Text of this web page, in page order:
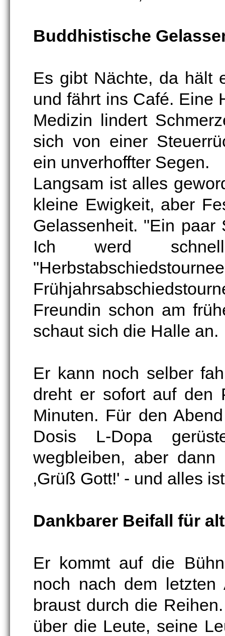
Buddhistische
Es gibt Nächte, da hält
und fährt ins Café. Eine
Medizin lindert
sich von einer
ein unverhoffter Segen.
Langsam ist alles
kleine Ewigkeit, aber
Gelassenheit. "Ein
Ich werd
Freundin schon am
schaut sich die Halle an.
Er kann noch selber
dreht er sofort auf den
Minuten. Für den
Dosis L-Dopa
wegbleiben, aber
‚Grüß Gott!' - und alles
Dankbarer Beifall für
Er kommt auf die
noch nach dem
braust durch die
über die Leute, seine